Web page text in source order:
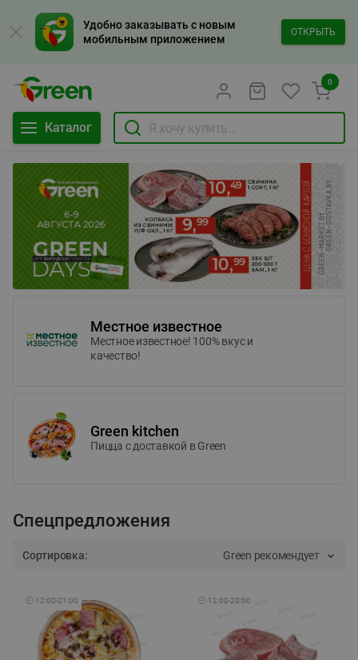
Удобно заказывать с новым
мобильным приложением
ОТКРЫТЬ
Каталог
0
Местное известное
Местное известное! 100% вкус и
качество!
Green kitchen
Пицца c доставкой в Green
Спецпредложения
Сортировка: Green рекомендует
🕘 12:00-21:00 🕘 12:00-20:00